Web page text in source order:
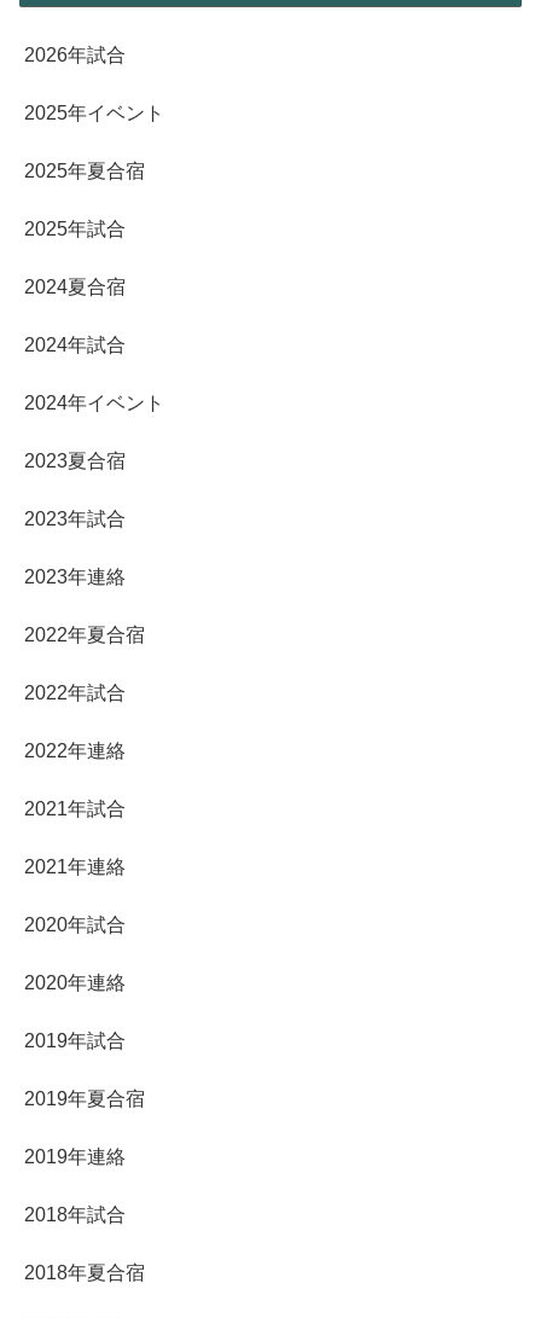
2026年試合
2025年イベント
2025年夏合宿
2025年試合
2024夏合宿
2024年試合
2024年イベント
2023夏合宿
2023年試合
2023年連絡
2022年夏合宿
2022年試合
2022年連絡
2021年試合
2021年連絡
2020年試合
2020年連絡
2019年試合
2019年夏合宿
2019年連絡
2018年試合
2018年夏合宿